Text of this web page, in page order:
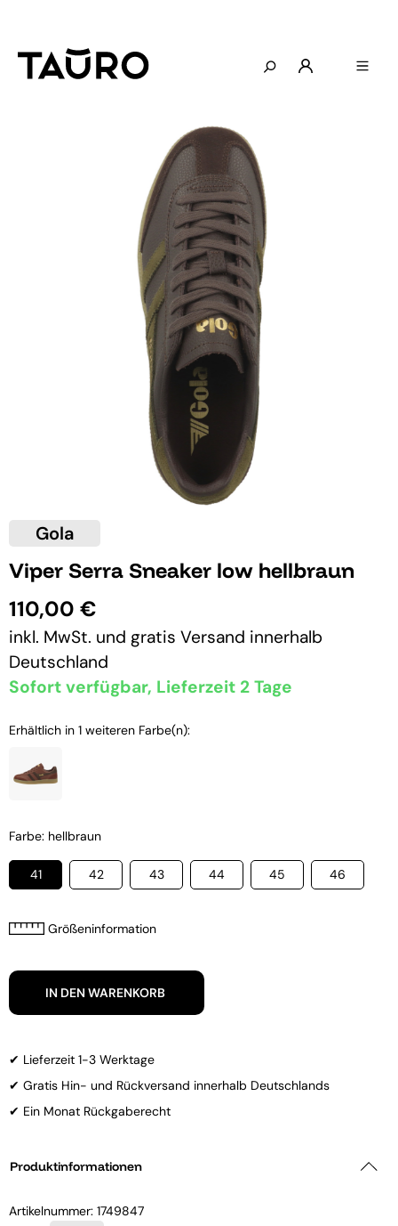
Gola
Viper Serra Sneaker low hellbraun
110,00 €
inkl. MwSt. und gratis Versand innerhalb
Deutschland
Sofort verfügbar, Lieferzeit 2 Tage
Erhältlich in 1 weiteren Farbe(n):
Farbe: hellbraun
41 42 43 44 45 46
Größeninformation
IN DEN WARENKORB
✔ Lieferzeit 1-3 Werktage
✔ Gratis Hin- und Rückversand innerhalb Deutschlands
✔ Ein Monat Rückgaberecht
Produktinformationen
Artikelnummer: 1749847